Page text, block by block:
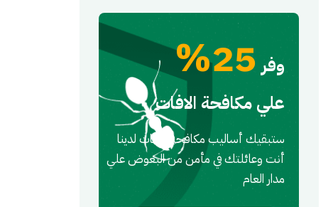
وفر 25%
علي مكافحة الافات
ستبقيك أساليب مكافحه الافات لدينا
أنت وعائلتك في مأمن من البعوض علي
مدار العام